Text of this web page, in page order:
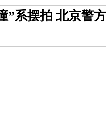
”系摆拍 北京警